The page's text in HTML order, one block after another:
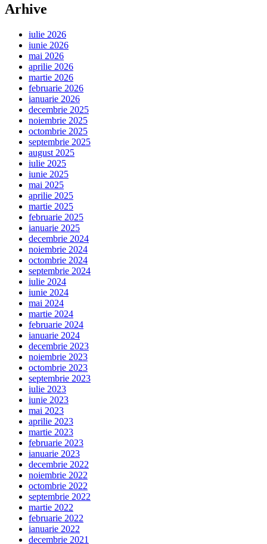
Arhive
iulie 2026
iunie 2026
mai 2026
aprilie 2026
martie 2026
februarie 2026
ianuarie 2026
decembrie 2025
noiembrie 2025
octombrie 2025
septembrie 2025
august 2025
iulie 2025
iunie 2025
mai 2025
aprilie 2025
martie 2025
februarie 2025
ianuarie 2025
decembrie 2024
noiembrie 2024
octombrie 2024
septembrie 2024
iulie 2024
iunie 2024
mai 2024
martie 2024
februarie 2024
ianuarie 2024
decembrie 2023
noiembrie 2023
octombrie 2023
septembrie 2023
iulie 2023
iunie 2023
mai 2023
aprilie 2023
martie 2023
februarie 2023
ianuarie 2023
decembrie 2022
noiembrie 2022
octombrie 2022
septembrie 2022
martie 2022
februarie 2022
ianuarie 2022
decembrie 2021